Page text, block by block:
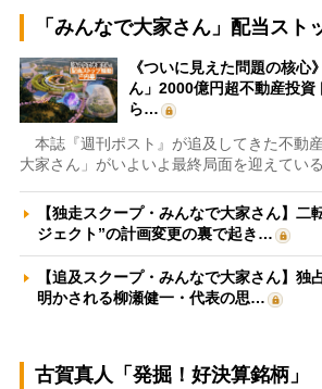
「みんなで大家さん」配当スト
《ついに見えた問題の核心
ん」2000億円超不動産投資
ら…
本誌『週刊ポスト』が追及してきた不動
大家さん」がいよいよ最終局面を迎えてい
【独走スクープ・みんなで大家さん】二
ジェクト”の計画変更の裏で起き…
【追及スクープ・みんなで大家さん】独
明かされる柳瀬健一・代表の思…
古賀真人「発掘！好決算銘柄」